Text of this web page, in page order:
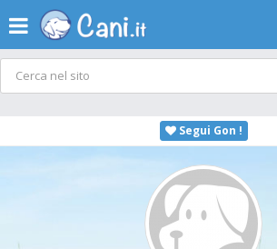
Segui Gon !